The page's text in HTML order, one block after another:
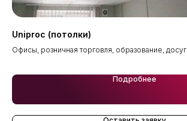
Uniproc (потолки)
Офисы, розничная торговля, образование, досуг
Подробнее